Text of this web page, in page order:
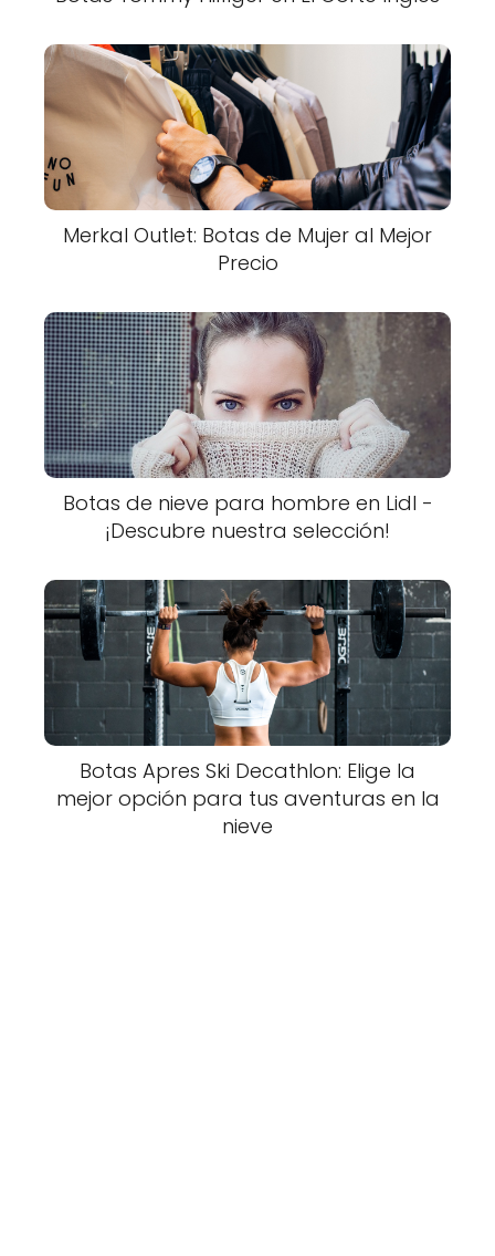
Merkal Outlet: Botas de Mujer al Mejor
Precio
Botas de nieve para hombre en Lidl -
¡Descubre nuestra selección!
Botas Apres Ski Decathlon: Elige la
mejor opción para tus aventuras en la
nieve